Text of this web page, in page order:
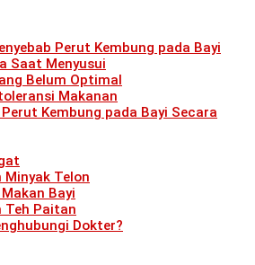
Perut Kembung pada Bayi
Saat Menyusui
Belum Optimal
Makanan
Kembung pada Bayi Secara
Minyak Telon
Bayi
Teh Paitan
Dokter?